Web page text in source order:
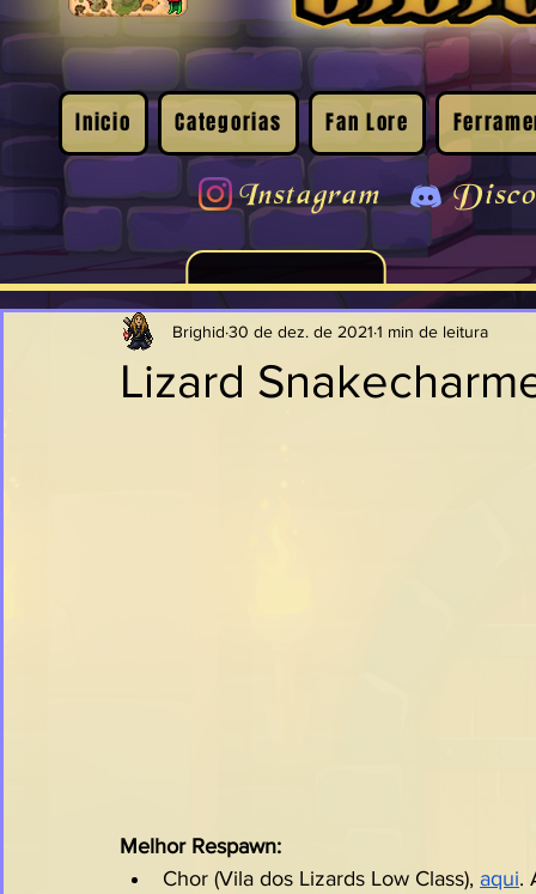
Inicio Categorias Fan Lore
Instagram
Lizard
Brighid 30 de dez. de 2021 1 min de leitura
Melhor Respawn:
Chor (Vila dos Lizards Low Class), aqui.